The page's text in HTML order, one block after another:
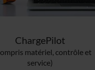
ChargePilot
matériel, contrôle et
service)